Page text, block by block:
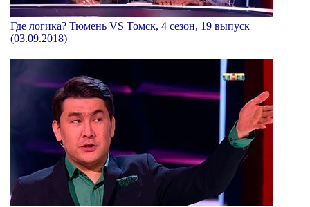
Где логика? Тюмень VS Томск, 4 сезон, 19 выпуск
(03.09.2018)